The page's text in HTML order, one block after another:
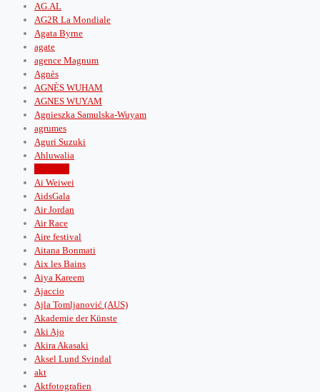
AG.AL
AG2R La Mondiale
Agata Byrne
agate
agence Magnum
Agnès
AGNÈS WUHAM
AGNES WUYAM
Agnieszka Samulska-Wuyam
agrumes
Aguri Suzuki
Ahluwalia
Ai Weiwei
AidsGala
Air Jordan
Air Race
Aire festival
Aitana Bonmati
Aix les Bains
Aiya Kareem
Ajaccio
Ajla Tomljanović (AUS)
Akademie der Künste
Aki Ajo
Akira Akasaki
Aksel Lund Svindal
akt
Aktfotografien